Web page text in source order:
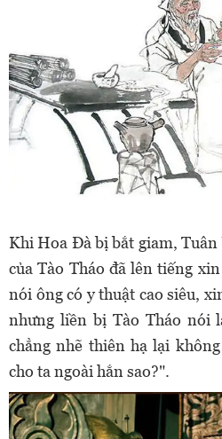
Khi Hoa Đà bị bắt giam,
của Tào Tháo đã lên tiếng
nói ông có y thuật cao siêu,
nhưng liền bị Tào Tháo nói
chẳng nhẽ thiên hạ lại
cho ta ngoài hắn sao?".